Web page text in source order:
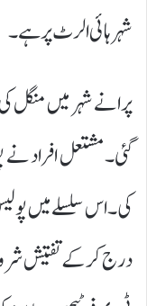
شہر ہائی الرٹ پر ہے۔
پرانے شہر میں منگل
گئی۔ مشتعل افراد نے
کی۔ اس سلسلے میں
درج کر کے تفتیش